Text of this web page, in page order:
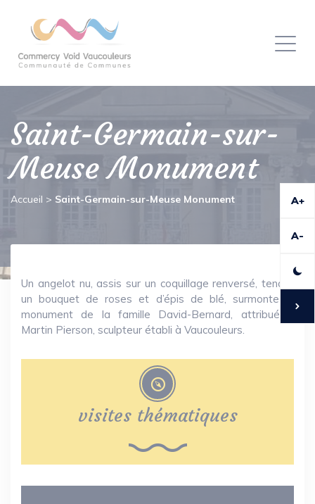
Saint-Germain-sur-
Meuse Monument
Accueil > Saint-Germain-sur-Meuse Monument
Un angelot nu, assis sur un coquillage renversé, tenant
un bouquet de roses et d’épis de blé, surmonte le
monument de la famille David-Bernard, attribué à
Martin Pierson, sculpteur établi à Vaucouleurs.
visites thématiques
A+
A-